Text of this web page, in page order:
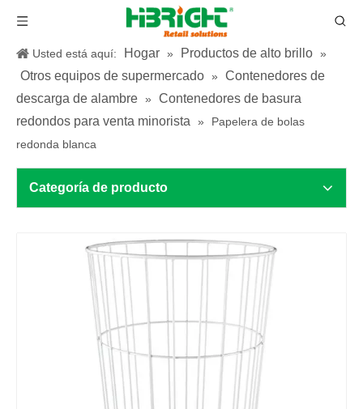
Usted está aquí: Hogar » Productos de alto brillo »
Otros equipos de supermercado »
Contenedores de
descarga de alambre »
Contenedores de basura
redondos para venta minorista
»
Papelera de bolas
redonda blanca
Categoría de producto